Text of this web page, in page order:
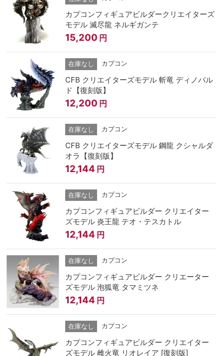
カプコンフィギュアビルダークリエイターズ
モデル 滅尽龍 ネルギガンテ
15,200 円
在庫なし カプコン
CFB クリエイターズモデル 斬竜 ディノバル
ド【復刻版】
12,200 円
在庫なし カプコン
CFB クリエイターズモデル 鋼龍 クシャルダ
オラ【復刻版】
12,144 円
在庫なし カプコン
カプコンフィギュアビルダー クリエイター
ズモデル 炎王龍 テオ・テスカトル
12,144 円
在庫なし カプコン
カプコンフィギュアビルダー クリエーター
ズモデル 泡狐竜 タマミツネ
12,144 円
在庫なし カプコン
カプコンフィギュアビルダー クリエイター
ズモデル 雌火竜 リオレイア [復刻版]